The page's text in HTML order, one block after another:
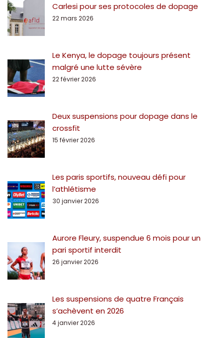
Carlesi pour ses protocoles de dopage
22 mars 2026
Le Kenya, le dopage toujours présent
malgré une lutte sévère
22 février 2026
Deux suspensions pour dopage dans le
crossfit
15 février 2026
Les paris sportifs, nouveau défi pour
l’athlétisme
30 janvier 2026
Aurore Fleury, suspendue 6 mois pour un
pari sportif interdit
26 janvier 2026
Les suspensions de quatre Français
s’achèvent en 2026
4 janvier 2026